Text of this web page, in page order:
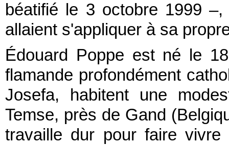
béatifié le 3 octobre 1999
allaient s'appliquer à sa
Édouard Poppe est né le
flamande profondément
Josefa, habitent une
Temse, près de Gand
travaille dur pour faire